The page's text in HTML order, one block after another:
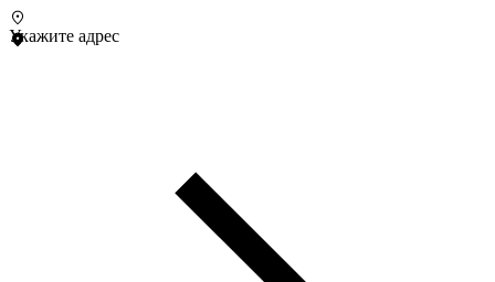
Укажите адрес